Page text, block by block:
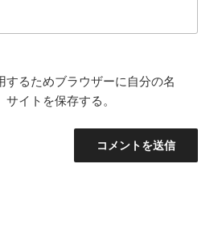
するためブラウザーに自分の名
イトを保存する。